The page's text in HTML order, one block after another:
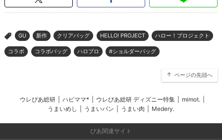
> GU 新作 クリアバッグ HELLO! PROJECT ハロー！プロジェクト
コラボ コラボバッグ ハロプロ #ショルダーバッグ
ページの先頭へ
ウレぴあ総研 ハピママ* ウレぴあ総研 ディズニー特集 mimot.
うまいめし
うまいパン うまい肉 Medery.
ぴあ関連サイト